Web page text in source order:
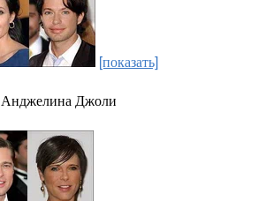
[показать]
Анджелина Джоли